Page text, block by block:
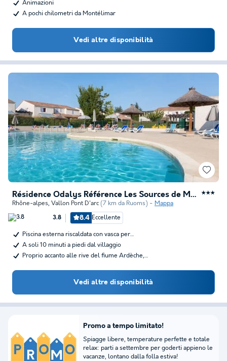
Animazioni
A pochi chilometri da Montélimar
Vedi altre disponibilità
Résidence Odalys Référence Les Sources de Manon ★★★
Rhône-alpes, Vallon Pont D'arc (7 km da Ruoms) Mappa
3.8 8.4 Eccellente
Piscina esterna riscaldata con vasca per…
A soli 10 minuti a piedi dal villaggio
Proprio accanto alle rive del fiume Ardèche,…
Vedi altre disponibilità
Promo a tempo limitato!
Spiagge libere, temperature perfette e totale
relax: parti a settembre per goderti appieno le
vacanze, lontano dalla folla estiva!